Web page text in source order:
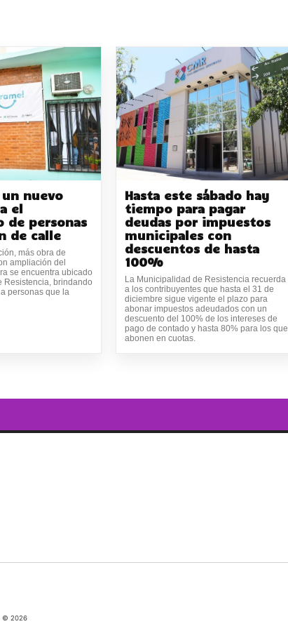
nuevo
el
de personas
de calle
más obra de
ampliación del
se encuentra ubicado
Resistencia, brindando
personas que la
Hasta este sábado hay
tiempo para pagar
deudas por impuestos
municipales con
descuentos de hasta
100%
La Municipalidad de Resistencia recuerda
a los contribuyentes que hasta el 31 de
diciembre sigue vigente el plazo para
abonar impuestos adeudados con un
descuento del 100% de los intereses de
pago de contado y hasta 80% para los que
abonen en cuotas.
© 2026